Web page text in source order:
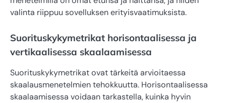
valinta riippuu sovelluksen erityisvaatimuksista.
Suorituskykymetrikat horisontaalisessa ja
vertikaalisessa skaalaamisessa
Suorituskykymetrikat ovat tärkeitä arvioitaessa
skaalausmenetelmien tehokkuutta. Horisontaalisessa
skaalaamisessa voidaan tarkastella, kuinka hyvin